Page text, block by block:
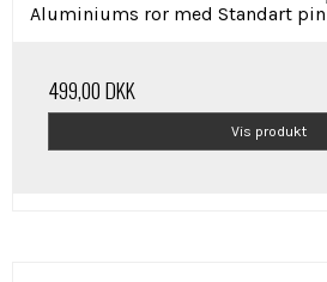
Aluminiums ror med Standart pin
499,00 DKK
Vis produkt